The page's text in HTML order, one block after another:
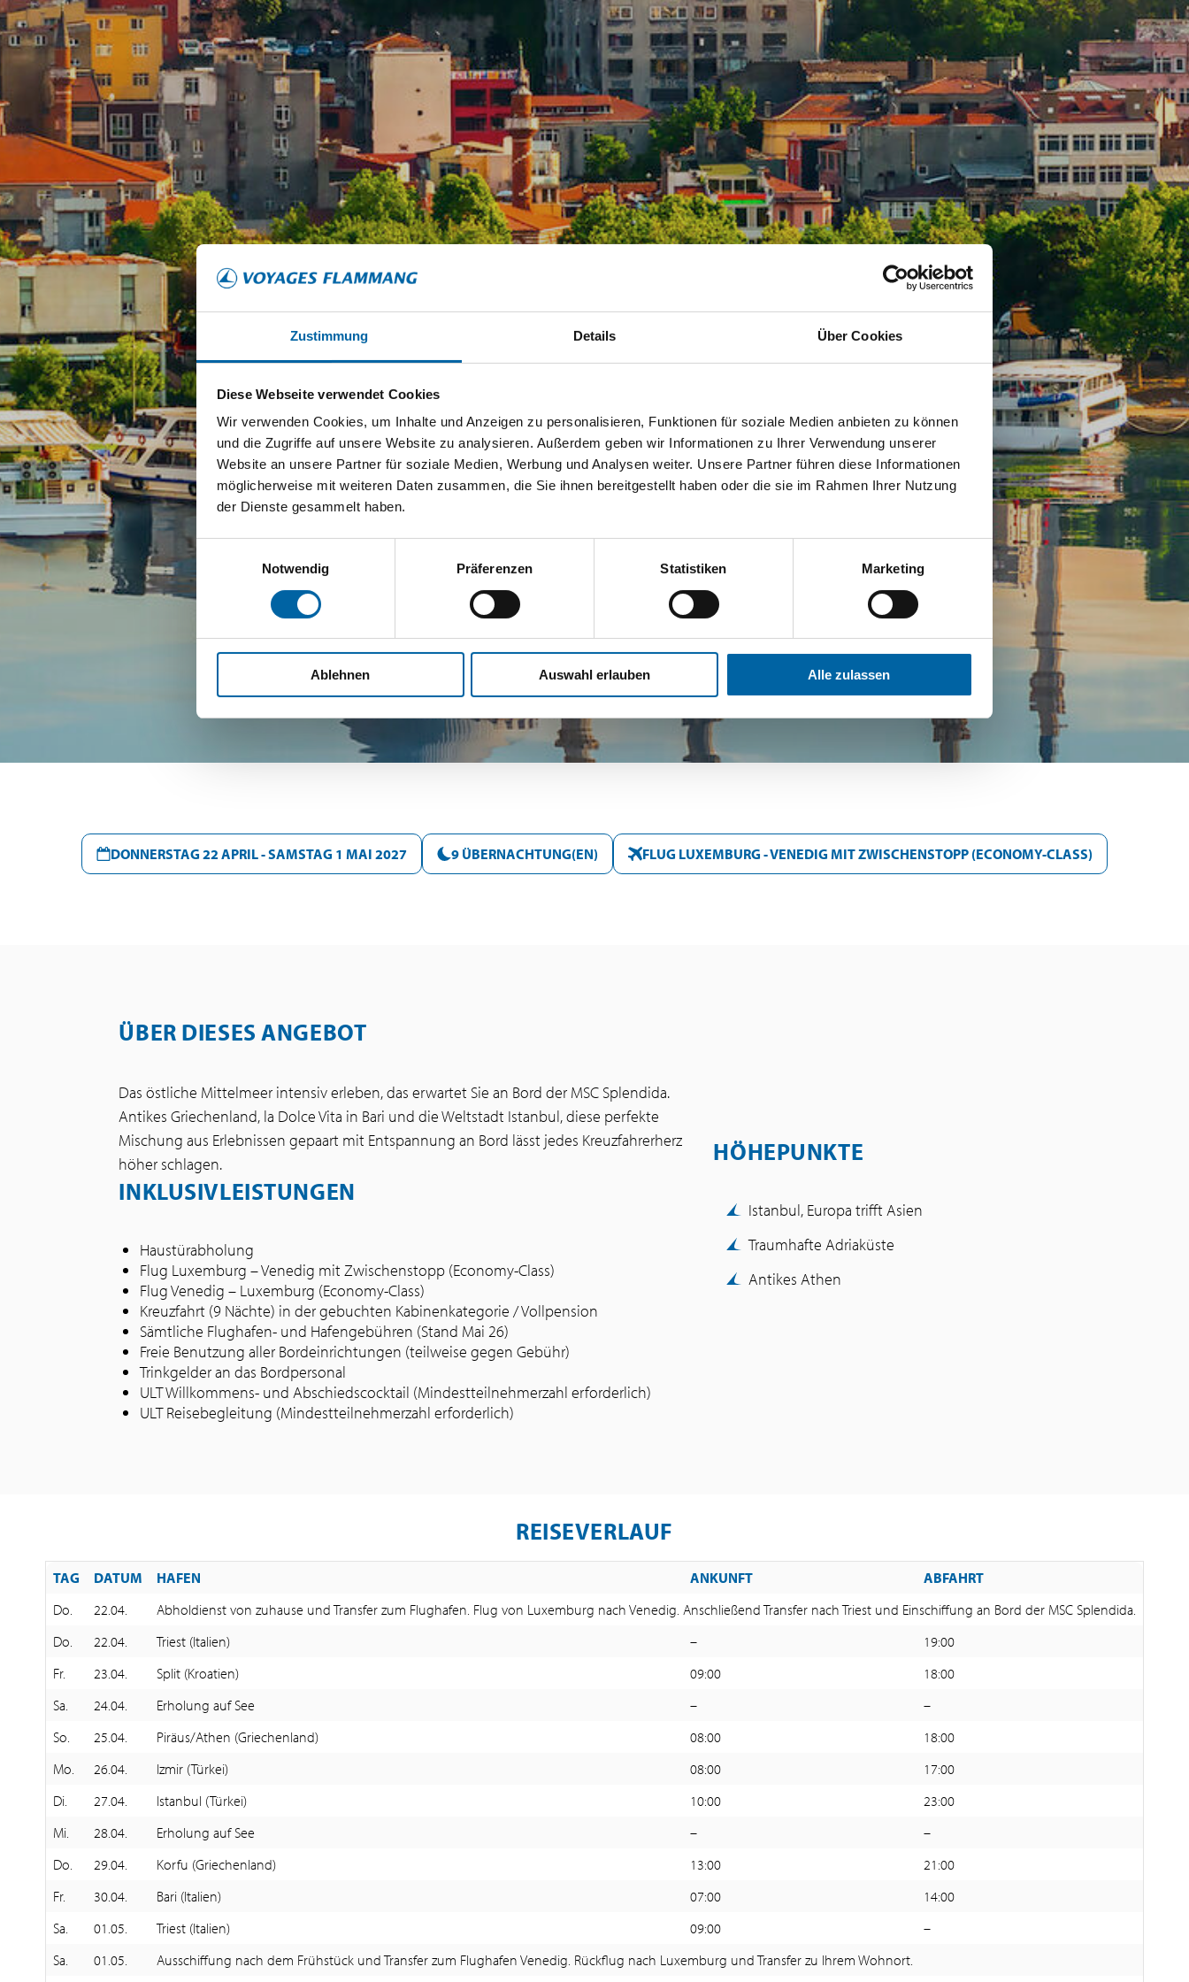
Zustimmung Details Über Cookies
Diese Webseite verwendet Cookies
Wir verwenden Cookies, um Inhalte und Anzeigen zu personalisieren, Funktionen für soziale Medien anbieten zu können
und die Zugriffe auf unsere Website zu analysieren. Außerdem geben wir Informationen zu Ihrer Verwendung unserer
Website an unsere Partner für soziale Medien, Werbung und Analysen weiter. Unsere Partner führen diese Informationen
möglicherweise mit weiteren Daten zusammen, die Sie ihnen bereitgestellt haben oder die sie im Rahmen Ihrer Nutzung
der Dienste gesammelt haben.
Einwilligungsauswahl
Notwendig
Präferenzen Statistiken Marketing
Ablehnen Auswahl erlauben Alle zulassen
DONNERSTAG 22 APRIL - SAMSTAG 1 MAI 2027 9 ÜBERNACHTUNG(EN) FLUG LUXEMBURG - VENEDIG MIT ZWISCHENSTOPP (ECONOMY-CLASS)
ÜBER DIESES ANGEBOT
Das östliche Mittelmeer intensiv erleben, das erwartet Sie an Bord der MSC Splendida.
Antikes Griechenland, la Dolce Vita in Bari und die Weltstadt Istanbul, diese perfekte
Mischung aus Erlebnissen gepaart mit Entspannung an Bord lässt jedes Kreuzfahrerherz
höher schlagen.
INKLUSIVLEISTUNGEN
Haustürabholung
Flug Luxemburg – Venedig mit Zwischenstopp (Economy-Class)
Flug Venedig – Luxemburg (Economy-Class)
Kreuzfahrt (9 Nächte) in der gebuchten Kabinenkategorie / Vollpension
Sämtliche Flughafen- und Hafengebühren (Stand Mai 26)
Freie Benutzung aller Bordeinrichtungen (teilweise gegen Gebühr)
Trinkgelder an das Bordpersonal
ULT Willkommens- und Abschiedscocktail (Mindestteilnehmerzahl erforderlich)
ULT Reisebegleitung (Mindestteilnehmerzahl erforderlich)
HÖHEPUNKTE
Istanbul, Europa trifft Asien
Traumhafte Adriaküste
Antikes Athen
REISEVERLAUF
TAG DATUM HAFEN ANKUNFT
ABFAHRT
Do.
22.04.
Abholdienst von zuhause und Transfer zum Flughafen. Flug von Luxemburg nach Venedig. Anschließend Transfer nach Triest und Einschiffung an Bord der MSC Splendida.
Do.
22.04. Triest (Italien) –
19:00
Fr.
23.04. Split (Kroatien) 09:00
18:00
Sa.
24.04. Erholung auf See –
–
So.
25.04. Piräus/Athen (Griechenland) 08:00
18:00
Mo.
26.04. Izmir (Türkei) 08:00
17:00
Di.
27.04. Istanbul (Türkei) 10:00
23:00
Mi.
28.04. Erholung auf See –
–
Do.
29.04. Korfu (Griechenland) 13:00
21:00
Fr.
30.04. Bari (Italien) 07:00
14:00
Sa.
01.05. Triest (Italien) 09:00
–
Sa.
01.05. Ausschiffung nach dem Frühstück und Transfer zum Flughafen Venedig. Rückflug nach Luxemburg und Transfer zu Ihrem Wohnort.